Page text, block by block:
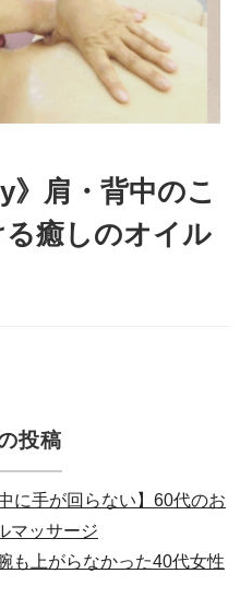
》肩・背中のこ
癒しのオイル
投稿
に手が回らない】60代のお
マッサージ
も上がらなかった40代女性